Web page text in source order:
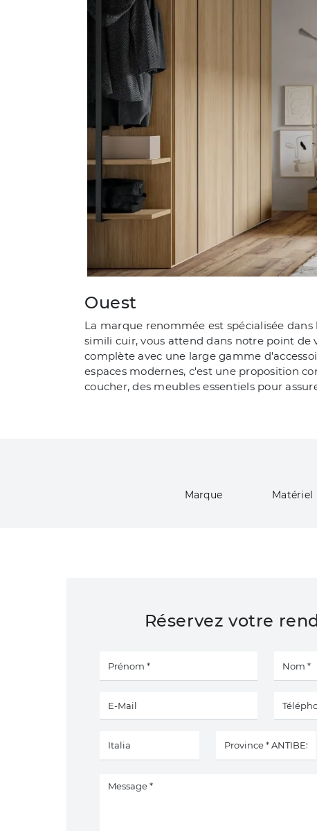
Ouest
La marque renommée est spécialisée
simili cuir, vous attend dans notre point de
complète avec une large gamme
espaces modernes, c'est une proposition
coucher, des meubles essentiels pour
Marque Matériel
Réservez votre